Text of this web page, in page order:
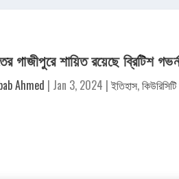
গাজীপুরে শায়িত রয়েছে ব্রিটিশ
Ahmed | Jan 3, 2024 |ইতিহাস,কিউরিসিটি